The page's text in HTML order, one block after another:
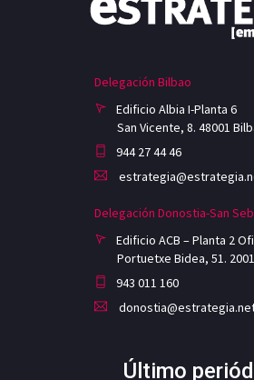
Delegación Bilbao
Edificio Albia I-Planta 6
San Vicente, 8. 48001
944 27 44 46
Delegación Donostia-San
Edificio ACB – Planta 2
Portuetxe Bidea, 51.
943 011 160
Último